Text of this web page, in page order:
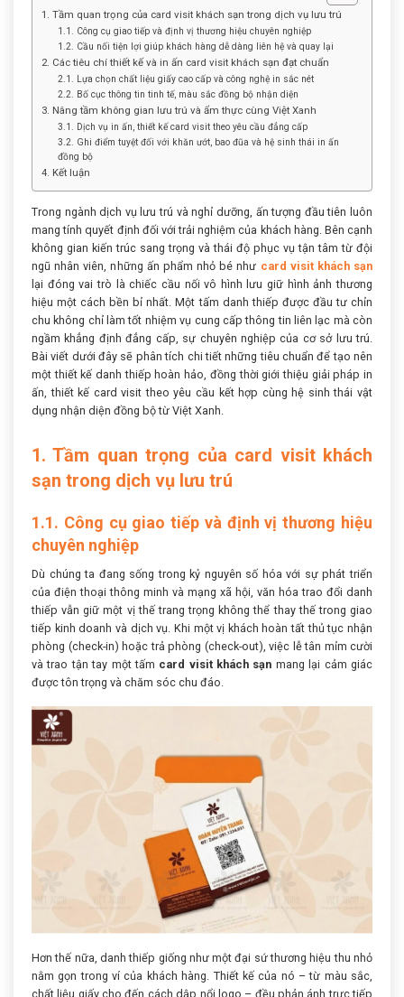
1. Tầm quan trọng của card visit khách sạn trong dịch vụ lưu trú
1.1. Công cụ giao tiếp và định vị thương hiệu chuyên nghiệp
1.2. Cầu nối tiện lợi giúp khách hàng dễ dàng liên hệ và quay lại
2. Các tiêu chí thiết kế và in ấn card visit khách sạn đạt chuẩn
2.1. Lựa chọn chất liệu giấy cao cấp và công nghệ in sắc nét
2.2. Bố cục thông tin tinh tế, màu sắc đồng bộ nhận diện
3. Nâng tầm không gian lưu trú và ẩm thực cùng Việt Xanh
3.1. Dịch vụ in ấn, thiết kế card visit theo yêu cầu đẳng cấp
3.2. Ghi điểm tuyệt đối với khăn ướt, bao đũa và hệ sinh thái in ấn
đồng bộ
4. Kết luận
Trong ngành dịch vụ lưu trú và nghỉ dưỡng, ấn tượng đầu tiên luôn
mang tính quyết định đối với trải nghiệm của khách hàng. Bên cạnh
không gian kiến trúc sang trọng và thái độ phục vụ tận tâm từ đội
ngũ nhân viên, những ấn phẩm nhỏ bé như card visit khách sạn
lại đóng vai trò là chiếc cầu nối vô hình lưu giữ hình ảnh thương
hiệu một cách bền bỉ nhất. Một tấm danh thiếp được đầu tư chỉn
chu không chỉ làm tốt nhiệm vụ cung cấp thông tin liên lạc mà còn
ngầm khẳng định đẳng cấp, sự chuyên nghiệp của cơ sở lưu trú.
Bài viết dưới đây sẽ phân tích chi tiết những tiêu chuẩn để tạo nên
một thiết kế danh thiếp hoàn hảo, đồng thời giới thiệu giải pháp in
ấn, thiết kế card visit theo yêu cầu kết hợp cùng hệ sinh thái vật
dụng nhận diện đồng bộ từ Việt Xanh.
1. Tầm quan trọng của card visit khách
sạn trong dịch vụ lưu trú
1.1. Công cụ giao tiếp và định vị thương hiệu
chuyên nghiệp
Dù chúng ta đang sống trong kỷ nguyên số hóa với sự phát triển
của điện thoại thông minh và mạng xã hội, văn hóa trao đổi danh
thiếp vẫn giữ một vị thế trang trọng không thể thay thế trong giao
tiếp kinh doanh và dịch vụ. Khi một vị khách hoàn tất thủ tục nhận
phòng (check-in) hoặc trả phòng (check-out), việc lễ tân mỉm cười
và trao tận tay một tấm card visit khách sạn mang lại cảm giác
được tôn trọng và chăm sóc chu đáo.
Hơn thế nữa, danh thiếp giống như một đại sứ thương hiệu thu nhỏ
nằm gọn trong ví của khách hàng. Thiết kế của nó – từ màu sắc,
chất liệu giấy cho đến cách dập nổi logo – đều phản ánh trực tiếp